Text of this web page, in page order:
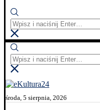
środa, 5 sierpnia, 2026